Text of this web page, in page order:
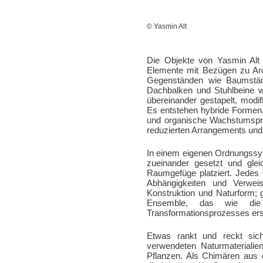
© Yasmin Alt
Die Objekte von Yasmin Alt
Elemente mit Bezügen zu
Gegenständen wie
Dachbalken und Stuhlbeine
übereinander gestapelt,
Es entstehen hybride
und organische
reduzierten Arrangements
In einem eigenen
zueinander gesetzt und
Raumgefüge platziert.
Abhängigkeiten und
Konstruktion und Naturform;
Ensemble, das wie die
Transformationsprozesses
Etwas rankt und reckt
verwendeten
Pflanzen. Als Chimären aus